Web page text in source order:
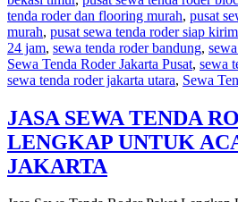
tenda roder dan flooring murah, pusat
murah, pusat sewa tenda roder siap kirim
24 jam, sewa tenda roder bandung,
Sewa Tenda Roder Jakarta Pusat, sewa
sewa tenda roder jakarta utara, Sewa
JASA SEWA TENDA
LENGKAP UNTUK
JAKARTA